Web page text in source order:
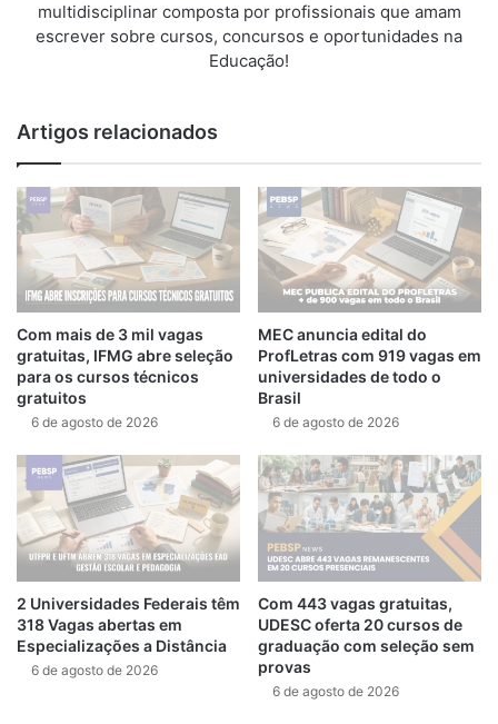
multidisciplinar composta por profissionais que amam
escrever sobre cursos, concursos e oportunidades na
Educação!
Artigos relacionados
Com mais de 3 mil vagas
gratuitas, IFMG abre seleção
para os cursos técnicos
gratuitos
6 de agosto de 2026
MEC anuncia edital do
ProfLetras com 919 vagas em
universidades de todo o
Brasil
6 de agosto de 2026
2 Universidades Federais têm
318 Vagas abertas em
Especializações a Distância
6 de agosto de 2026
Com 443 vagas gratuitas,
UDESC oferta 20 cursos de
graduação com seleção sem
provas
6 de agosto de 2026